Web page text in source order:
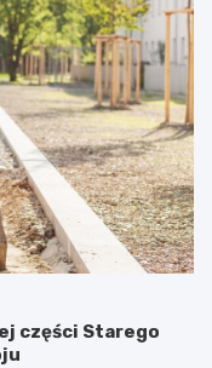
części Starego